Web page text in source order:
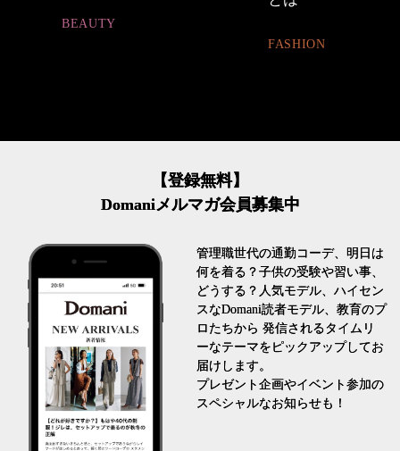
【登録無料】
Domaniメルマガ会員募集中
管理職世代の通勤コーデ、明日は
何を着る？子供の受験や習い事、
どうする？人気モデル、ハイセン
スなDomani読者モデル、教育のプ
ロたちから 発信されるタイムリ
ーなテーマをピックアップしてお
届けします。
プレゼント企画やイベント参加の
スペシャルなお知らせも！